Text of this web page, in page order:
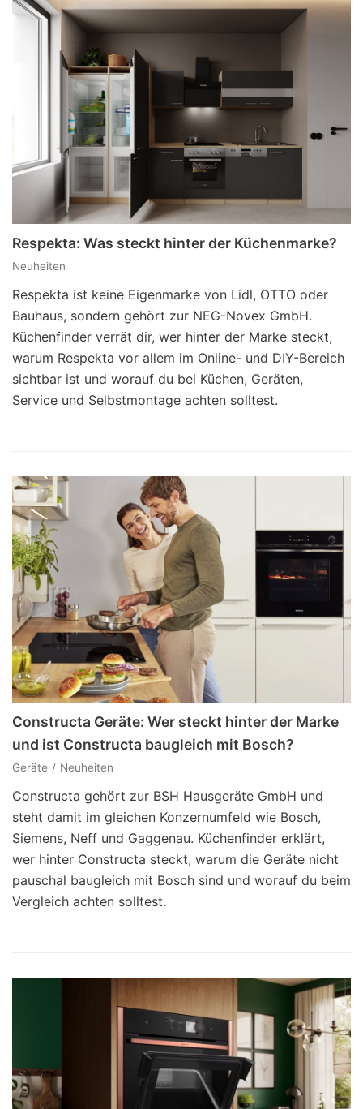
Respekta: Was steckt hinter der Küchenmarke?
Neuheiten
Respekta ist keine Eigenmarke von Lidl, OTTO oder
Bauhaus, sondern gehört zur NEG-Novex GmbH.
Küchenfinder verrät dir, wer hinter der Marke steckt,
warum Respekta vor allem im Online- und DIY-Bereich
sichtbar ist und worauf du bei Küchen, Geräten,
Service und Selbstmontage achten solltest.
Constructa Geräte: Wer steckt hinter der Marke
und ist Constructa baugleich mit Bosch?
Geräte Neuheiten
Constructa gehört zur BSH Hausgeräte GmbH und
steht damit im gleichen Konzernumfeld wie Bosch,
Siemens, Neff und Gaggenau. Küchenfinder erklärt,
wer hinter Constructa steckt, warum die Geräte nicht
pauschal baugleich mit Bosch sind und worauf du beim
Vergleich achten solltest.